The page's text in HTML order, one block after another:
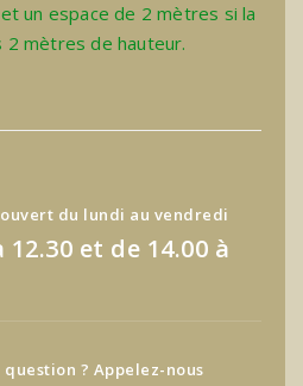
un espace de 2 mètres si la
mètres de hauteur.
ouvert du lundi au vendredi
12.30 et de 14.00 à
question ? Appelez-nous